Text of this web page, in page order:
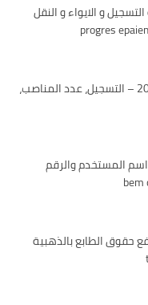
و الايواء و النقل
مسابقة الأساتذة 2025 – التسجيل، عدد المناصب،
المستخدم والرقم
حقوق الطابع بالذهبية